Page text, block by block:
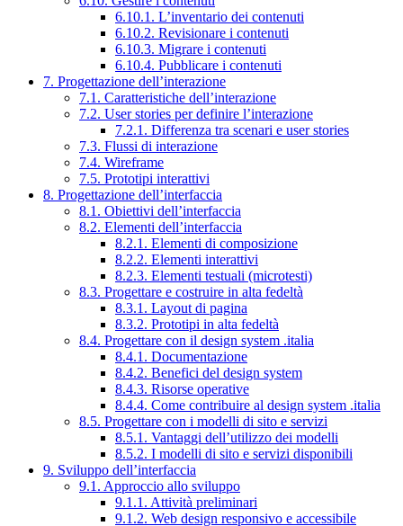
6.10.1. L’inventario dei contenuti
6.10.2. Revisionare i contenuti
6.10.3. Migrare i contenuti
6.10.4. Pubblicare i contenuti
7. Progettazione dell’interazione
7.1. Caratteristiche dell’interazione
7.2. User stories per definire l’interazione
7.2.1. Differenza tra scenari e user stories
7.3. Flussi di interazione
7.4. Wireframe
7.5. Prototipi interattivi
8. Progettazione dell’interfaccia
8.1. Obiettivi dell’interfaccia
8.2. Elementi dell’interfaccia
8.2.1. Elementi di composizione
8.2.2. Elementi interattivi
8.2.3. Elementi testuali (microtesti)
8.3. Progettare e costruire in alta fedeltà
8.3.1. Layout di pagina
8.3.2. Prototipi in alta fedeltà
8.4. Progettare con il design system .italia
8.4.1. Documentazione
8.4.2. Benefici del design system
8.4.3. Risorse operative
8.4.4. Come contribuire al design system .italia
8.5. Progettare con i modelli di sito e servizi
8.5.1. Vantaggi dell’utilizzo dei modelli
8.5.2. I modelli di sito e servizi disponibili
9. Sviluppo dell’interfaccia
9.1. Approccio allo sviluppo
9.1.1. Attività preliminari
9.1.2. Web design responsivo e accessibile